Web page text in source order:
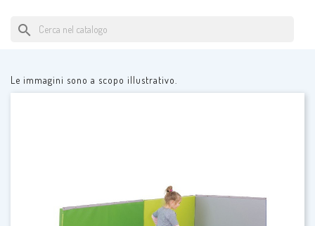
search
Le immagini sono a scopo illustrativo.